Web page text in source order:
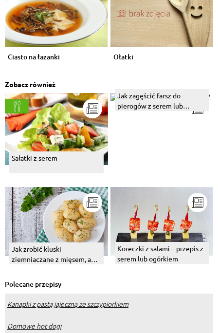
Ciasto na łazanki Ołatki
Zobacz również
Sałatki z serem
Jak zagęścić farsz do
pierogów z serem lub
Jak zrobić kluski
ziemniaczane z mięsem, a
Koreczki z salami – przepis z
serem lub ogórkiem
Polecane przepisy
Kanapki z pastą jajeczną ze szczypiorkiem
Domowe hot dogi